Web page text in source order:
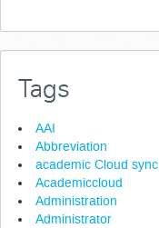
Tags
AAI
Abbreviation
academic Cloud sync
Academiccloud
Administration
Administrator